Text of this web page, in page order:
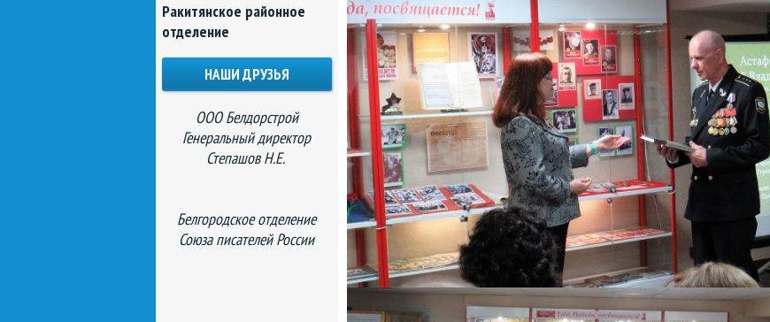
Ракитянское районное
отделение
НАШИ ДРУЗЬЯ
ООО Белдорстрой
Генеральный директор
Степашов Н.Е.
Белгородское отделение
Союза писателей России